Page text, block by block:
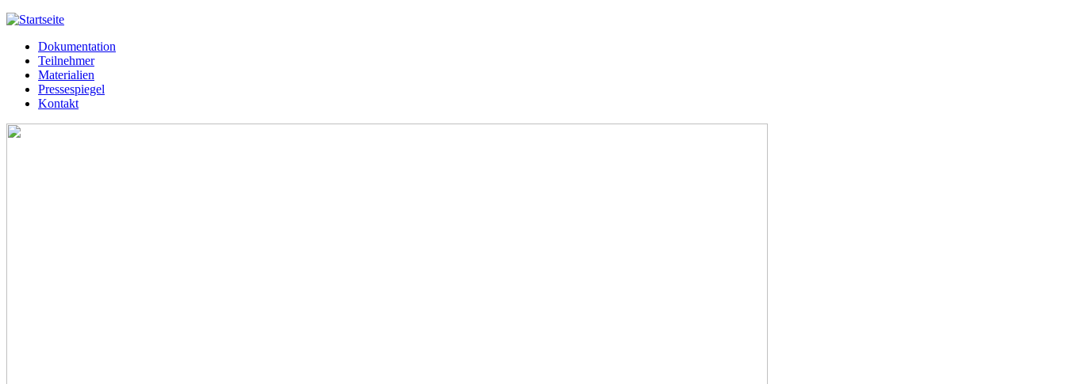
Jump to navigation
Meißner 2013
Hauptmenü
Dokumentation
Teilnehmer
Materialien
Pressespiegel
Kontakt